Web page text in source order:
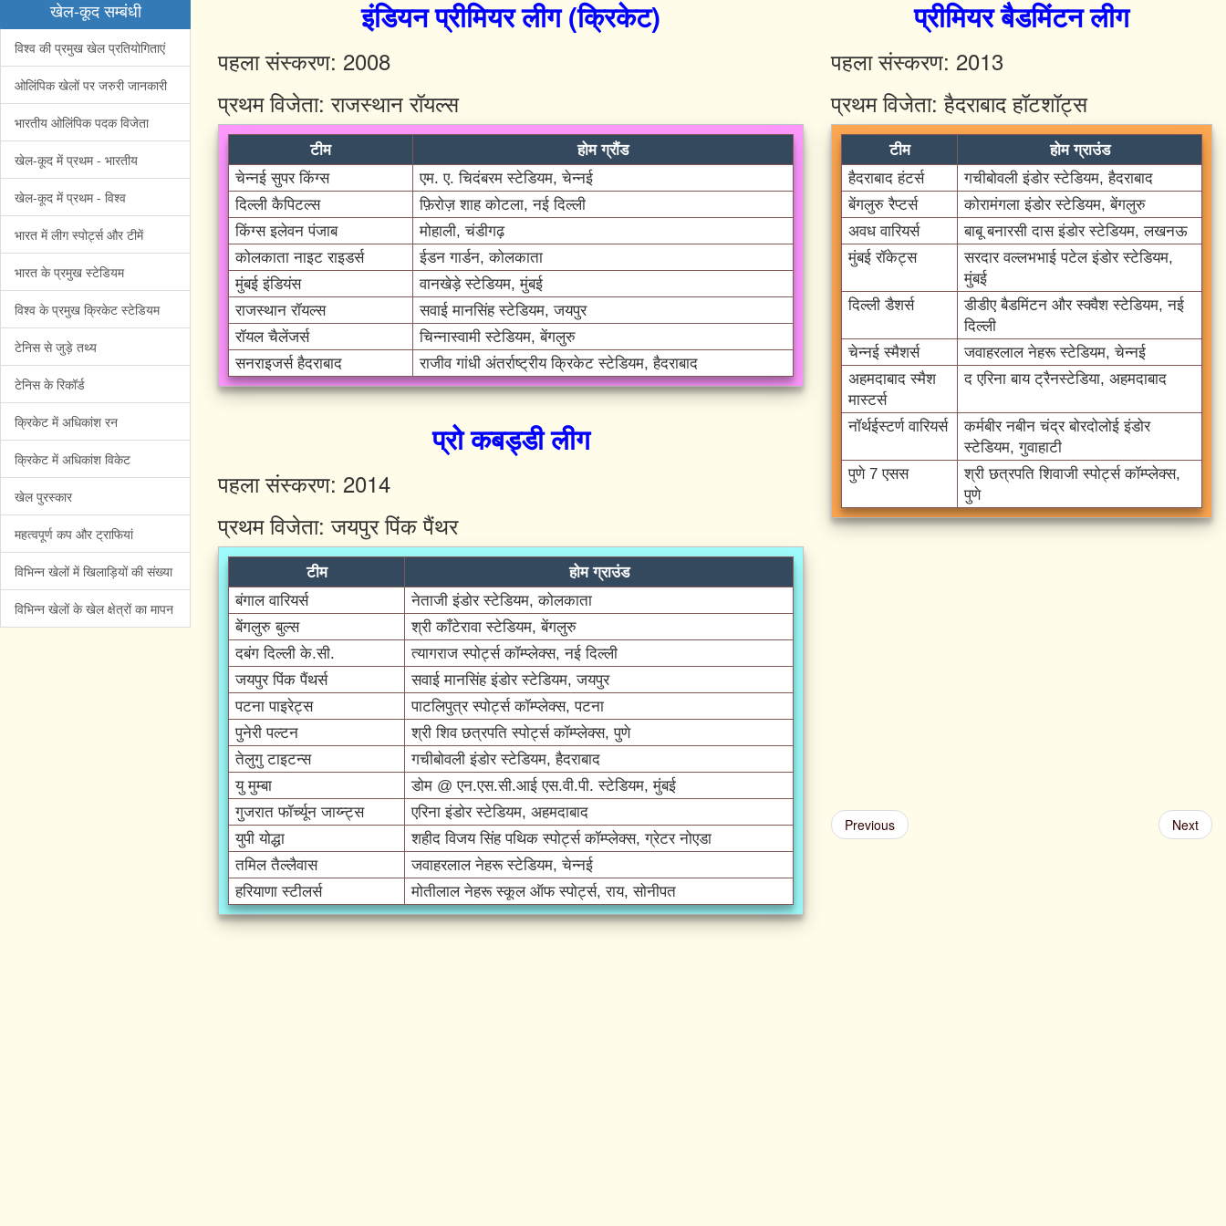
इंडियन प्रीमियर लीग (क्रिकेट)
पहला संस्करण: 2008
प्रथम विजेता: राजस्थान रॉयल्स
टीम
होम ग्रौंड
चेन्नई सुपर किंग्स
एम. ए. चिदंबरम स्टेडियम, चेन्नई
दिल्ली कैपिटल्स
फ़िरोज़ शाह कोटला, नई दिल्ली
किंग्स इलेवन पंजाब
मोहाली, चंडीगढ़
कोलकाता नाइट राइडर्स
ईडन गार्डन, कोलकाता
मुंबई इंडियंस
वानखेड़े स्टेडियम, मुंबई
राजस्थान रॉयल्स
सवाई मानसिंह स्टेडियम, जयपुर
रॉयल चैलेंजर्स
चिन्नास्वामी स्टेडियम, बेंगलुरु
सनराइजर्स हैदराबाद
राजीव गांधी अंतर्राष्ट्रीय क्रिकेट स्टेडियम, हैदराबाद
प्रो कबड्डी लीग
पहला संस्करण: 2014
प्रथम विजेता: जयपुर पिंक पैंथर
टीम
होम ग्राउंड
बंगाल वारियर्स
नेताजी इंडोर स्टेडियम, कोलकाता
बेंगलुरु बुल्स
श्री काँटेरावा स्टेडियम, बेंगलुरु
दबंग दिल्ली के.सी.
त्यागराज स्पोर्ट्स कॉम्प्लेक्स, नई दिल्ली
जयपुर पिंक पैंथर्स
सवाई मानसिंह इंडोर स्टेडियम, जयपुर
पटना पाइरेट्स
पाटलिपुत्र स्पोर्ट्स कॉम्प्लेक्स, पटना
पुनेरी पल्टन
श्री शिव छत्रपति स्पोर्ट्स कॉम्प्लेक्स, पुणे
तेलुगु टाइटन्स
गचीबोवली इंडोर स्टेडियम, हैदराबाद
यु मुम्बा
डोम @ एन.एस.सी.आई एस.वी.पी. स्टेडियम, मुंबई
गुजरात फॉर्च्यून जाय्न्ट्स
एरिना इंडोर स्टेडियम, अहमदाबाद
युपी योद्धा
शहीद विजय सिंह पथिक स्पोर्ट्स कॉम्प्लेक्स, ग्रेटर नोएडा
तमिल तैल्लैवास
जवाहरलाल नेहरू स्टेडियम, चेन्नई
हरियाणा स्टीलर्स
मोतीलाल नेहरू स्कूल ऑफ स्पोर्ट्स, राय, सोनीपत
प्रीमियर बैडमिंटन लीग
पहला संस्करण: 2013
प्रथम विजेता: हैदराबाद हॉटशॉट्स
टीम
होम ग्राउंड
हैदराबाद हंटर्स
गचीबोवली इंडोर स्टेडियम, हैदराबाद
बेंगलुरु रैप्टर्स
कोरामंगला इंडोर स्टेडियम, बेंगलुरु
अवध वारियर्स
बाबू बनारसी दास इंडोर स्टेडियम, लखनऊ
मुंबई रॉकेट्स
सरदार वल्लभभाई पटेल इंडोर स्टेडियम,
मुंबई
दिल्ली डैशर्स
डीडीए बैडमिंटन और स्क्वैश स्टेडियम, नई
दिल्ली
चेन्नई स्मैशर्स
जवाहरलाल नेहरू स्टेडियम, चेन्नई
अहमदाबाद स्मैश
मास्टर्स
द एरिना बाय ट्रैनस्टेडिया, अहमदाबाद
नॉर्थईस्टर्ण वारियर्स
कर्मबीर नबीन चंद्र बोरदोलोई इंडोर
स्टेडियम, गुवाहाटी
पुणे 7 एसस
श्री छत्रपति शिवाजी स्पोर्ट्स कॉम्प्लेक्स,
पुणे
Previous Next
खेल-कूद सम्बंधी
विश्व की प्रमुख खेल प्रतियोगिताएं
ओलिंपिक खेलों पर जरुरी जानकारी
भारतीय ओलिंपिक पदक विजेता
खेल-कूद में प्रथम - भारतीय
खेल-कूद में प्रथम - विश्व
भारत में लीग स्पोर्ट्स और टीमें
भारत के प्रमुख स्टेडियम
विश्व के प्रमुख क्रिकेट स्टेडियम
टेनिस से जुड़े तथ्य
टेनिस के रिकॉर्ड
क्रिकेट में अधिकांश रन
क्रिकेट में अधिकांश विकेट
खेल पुरस्कार
महत्वपूर्ण कप और ट्राफियां
विभिन्न खेलों में खिलाड़ियों की संख्या
विभिन्न खेलों के खेल क्षेत्रों का मापन